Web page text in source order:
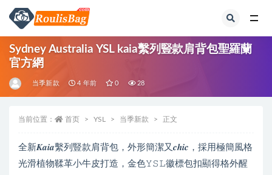
Sydney Australia YSL kaia繫列豎款肩背包聖羅蘭
官方網
当季新款 4 年前 0 28
当前位置： 首页 YSL 当季新款 正文
全新𝑲𝒂𝒊𝒂繫列豎款肩背包，外形簡潔又𝒄𝒉𝒊𝒄，採用極簡風格
光滑植物鞣革小牛皮打造，金色𝚈𝚂𝙻徽標包扣顯得格外醒